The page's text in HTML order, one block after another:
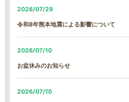
2026/07/29
令和8年熊本地震による影響について
2026/07/10
お盆休みのお知らせ
2026/07/10